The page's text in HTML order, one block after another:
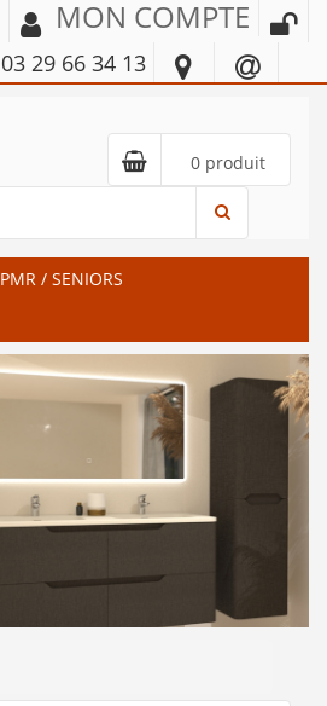
MON COMPTE
03 29 66 34 13
0 produit
PMR / SENIORS